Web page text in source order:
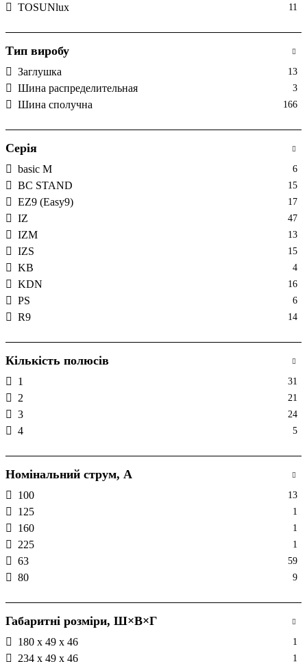
TOSUNlux 11
Тип виробу
Заглушка 13
Шина распределительная 3
Шина сполучна 166
Серія
basic M 6
BC STAND 15
EZ9 (Easy9) 17
IZ 47
IZM 13
IZS 15
KB 4
KDN 16
PS 6
R9 14
Кількість полюсів
1 31
2 21
3 24
4 5
Номінальний струм, А
100 13
125 1
160 1
225 1
63 59
80 9
Габаритні розміри, Ш×В×Г
180 х 49 х 46 1
234 х 49 х 46 1